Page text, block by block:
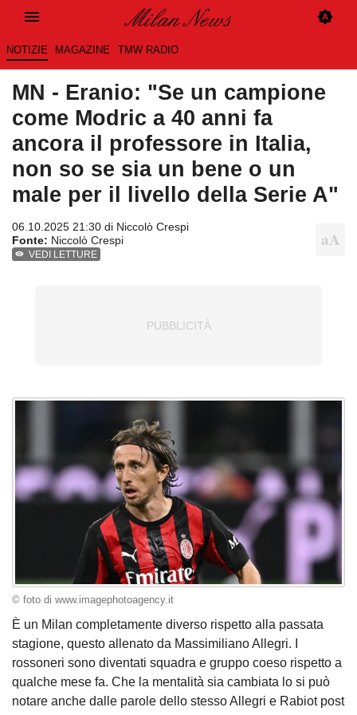
NOTIZIE MAGAZINE TMW RADIO
MN - Eranio: "Se un campione
come Modric a 40 anni fa
ancora il professore in Italia,
non so se sia un bene o un
male per il livello della Serie A"
06.10.2025 21:30 di Niccolò Crespi
Fonte: Niccolò Crespi
VEDI LETTURE
© foto di www.imagephotoagency.it
È un Milan completamente diverso rispetto alla passata
stagione, questo allenato da Massimiliano Allegri. I
rossoneri sono diventati squadra e gruppo coeso rispetto a
qualche mese fa. Che la mentalità sia cambiata lo si può
notare anche dalle parole dello stesso Allegri e Rabiot post